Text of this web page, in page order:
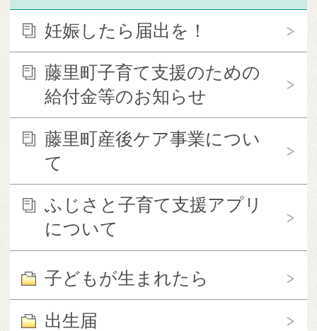
妊娠したら届出を！
藤里町子育て支援のための
給付金等のお知らせ
藤里町産後ケア事業につい
て
ふじさと子育て支援アプリ
について
子どもが生まれたら
出生届